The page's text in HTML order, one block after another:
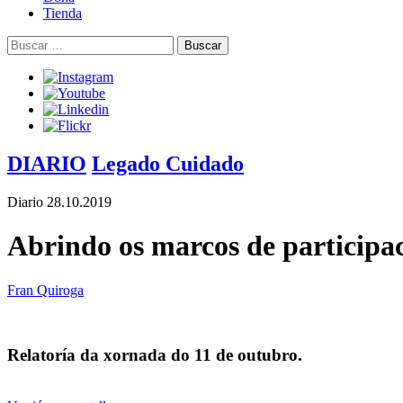
Tienda
Buscar:
DIARIO Legado Cuidado
Diario 28.10.2019
Abrindo os marcos de
Fran Quiroga
Relatoría da xornada do 11 de outubro.